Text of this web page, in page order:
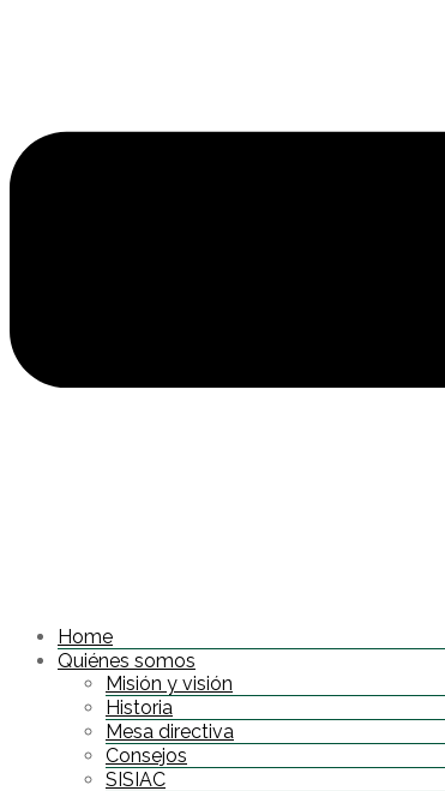
Home
Quiénes somos
Misión y visión
Historia
Mesa directiva
Consejos
SISIAC